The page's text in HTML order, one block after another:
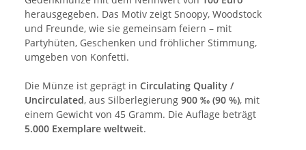
herausgegeben. Das Motiv zeigt Snoopy, Woodstock
und Freunde, wie sie gemeinsam feiern – mit
Partyhüten, Geschenken und fröhlicher Stimmung,
umgeben von Konfetti.
Die Münze ist geprägt in Circulating Quality /
Uncirculated, aus Silberlegierung 900 ‰ (90 %), mit
einem Gewicht von 45 Gramm. Die Auflage beträgt
5.000 Exemplare weltweit.